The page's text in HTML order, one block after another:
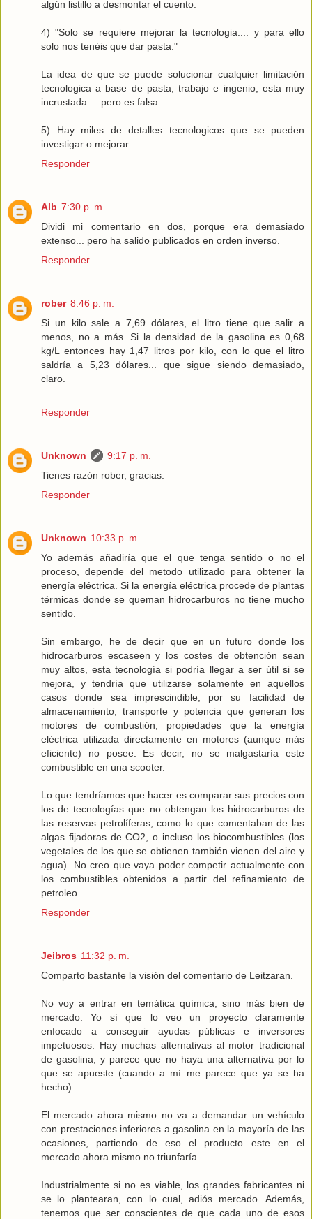
algún listillo a desmontar el cuento.
4) "Solo se requiere mejorar la tecnologia.... y para ello
solo nos tenéis que dar pasta."
La idea de que se puede solucionar cualquier limitación
tecnologica a base de pasta, trabajo e ingenio, esta muy
incrustada.... pero es falsa.
5) Hay miles de detalles tecnologicos que se pueden
investigar o mejorar.
Responder
Alb 7:30 p. m.
Dividi mi comentario en dos, porque era demasiado
extenso... pero ha salido publicados en orden inverso.
Responder
rober 8:46 p. m.
Si un kilo sale a 7,69 dólares, el litro tiene que salir a
menos, no a más. Si la densidad de la gasolina es 0,68
kg/L entonces hay 1,47 litros por kilo, con lo que el litro
saldría a 5,23 dólares... que sigue siendo demasiado,
claro.
Responder
Unknown
9:17 p. m.
Tienes razón rober, gracias.
Responder
Unknown 10:33 p. m.
Yo además añadiría que el que tenga sentido o no el
proceso, depende del metodo utilizado para obtener la
energía eléctrica. Si la energía eléctrica procede de plantas
térmicas donde se queman hidrocarburos no tiene mucho
sentido.
Sin embargo, he de decir que en un futuro donde los
hidrocarburos escaseen y los costes de obtención sean
muy altos, esta tecnología si podría llegar a ser útil si se
mejora, y tendría que utilizarse solamente en aquellos
casos donde sea imprescindible, por su facilidad de
almacenamiento, transporte y potencia que generan los
motores de combustión, propiedades que la energía
eléctrica utilizada directamente en motores (aunque más
eficiente) no posee. Es decir, no se malgastaría este
combustible en una scooter.
Lo que tendríamos que hacer es comparar sus precios con
los de tecnologías que no obtengan los hidrocarburos de
las reservas petrolíferas, como lo que comentaban de las
algas fijadoras de CO2, o incluso los biocombustibles (los
vegetales de los que se obtienen también vienen del aire y
agua). No creo que vaya poder competir actualmente con
los combustibles obtenidos a partir del refinamiento de
petroleo.
Responder
Jeibros 11:32 p. m.
Comparto bastante la visión del comentario de Leitzaran.
No voy a entrar en temática química, sino más bien de
mercado. Yo sí que lo veo un proyecto claramente
enfocado a conseguir ayudas públicas e inversores
impetuosos. Hay muchas alternativas al motor tradicional
de gasolina, y parece que no haya una alternativa por lo
que se apueste (cuando a mí me parece que ya se ha
hecho).
El mercado ahora mismo no va a demandar un vehículo
con prestaciones inferiores a gasolina en la mayoría de las
ocasiones, partiendo de eso el producto este en el
mercado ahora mismo no triunfaría.
Industrialmente si no es viable, los grandes fabricantes ni
se lo plantearan, con lo cual, adiós mercado. Además,
tenemos que ser conscientes de que cada uno de esos